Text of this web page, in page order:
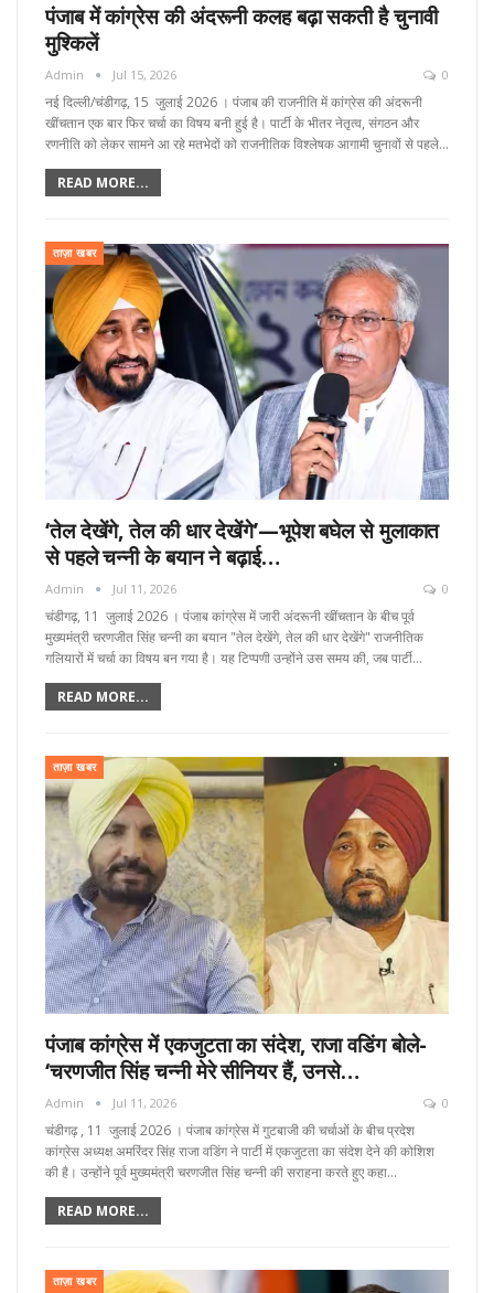
पंजाब में कांग्रेस की अंदरूनी कलह बढ़ा सकती है चुनावी
मुश्किलें
Admin Jul 15, 2026 0
नई दिल्ली/चंडीगढ़, 15 जुलाई 2026 । पंजाब की राजनीति में कांग्रेस की अंदरूनी
खींचतान एक बार फिर चर्चा का विषय बनी हुई है। पार्टी के भीतर नेतृत्व, संगठन और
रणनीति को लेकर सामने आ रहे मतभेदों को राजनीतिक विश्लेषक आगामी चुनावों से पहले…
READ MORE...
ताज़ा खबर
‘तेल देखेंगे, तेल की धार देखेंगे’—भूपेश बघेल से मुलाकात
से पहले चन्नी के बयान ने बढ़ाई…
Admin Jul 11, 2026 0
चंडीगढ़, 11 जुलाई 2026 । पंजाब कांग्रेस में जारी अंदरूनी खींचतान के बीच पूर्व
मुख्यमंत्री चरणजीत सिंह चन्नी का बयान "तेल देखेंगे, तेल की धार देखेंगे" राजनीतिक
गलियारों में चर्चा का विषय बन गया है। यह टिप्पणी उन्होंने उस समय की, जब पार्टी…
READ MORE...
ताज़ा खबर
पंजाब कांग्रेस में एकजुटता का संदेश, राजा वडिंग बोले-
‘चरणजीत सिंह चन्नी मेरे सीनियर हैं, उनसे…
Admin Jul 11, 2026 0
चंडीगढ़ , 11 जुलाई 2026 । पंजाब कांग्रेस में गुटबाजी की चर्चाओं के बीच प्रदेश
कांग्रेस अध्यक्ष अमरिंदर सिंह राजा वडिंग ने पार्टी में एकजुटता का संदेश देने की कोशिश
की है। उन्होंने पूर्व मुख्यमंत्री चरणजीत सिंह चन्नी की सराहना करते हुए कहा…
READ MORE...
ताज़ा खबर